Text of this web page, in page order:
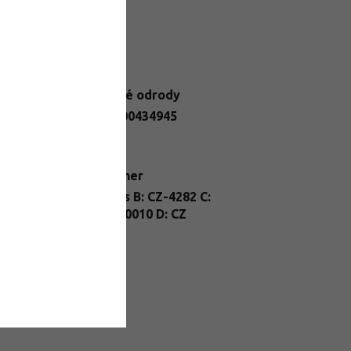
Stolové odrody
2284900434945
kontajner
A: Vitis B: CZ-4282 C:
26/FP/0010 D: CZ